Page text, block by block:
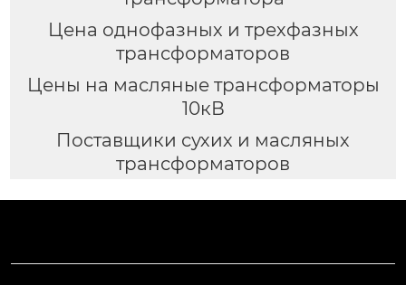
Цена однофазных и трехфазных
трансформаторов
Цены на масляные трансформаторы
10кВ
Поставщики сухих и масляных
трансформаторов